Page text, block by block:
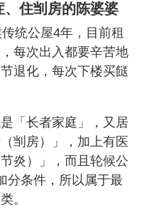
住㓥房的陈婆婆
统公屋4年，目前租
每次出入都要辛苦地
退化，每次下楼买餸
「长者家庭」，又居
㓥房）」，加上有医
炎）」，而且轮候公
分条件，所以属于最
。